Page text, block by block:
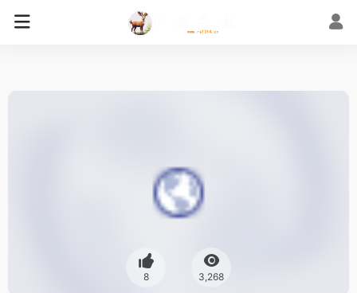
8 3,268